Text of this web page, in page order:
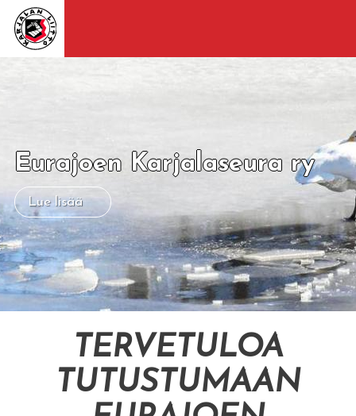
Eurajoen Karjalaseura ry
Lue lisää
TERVETULOA
TUTUSTUMAAN